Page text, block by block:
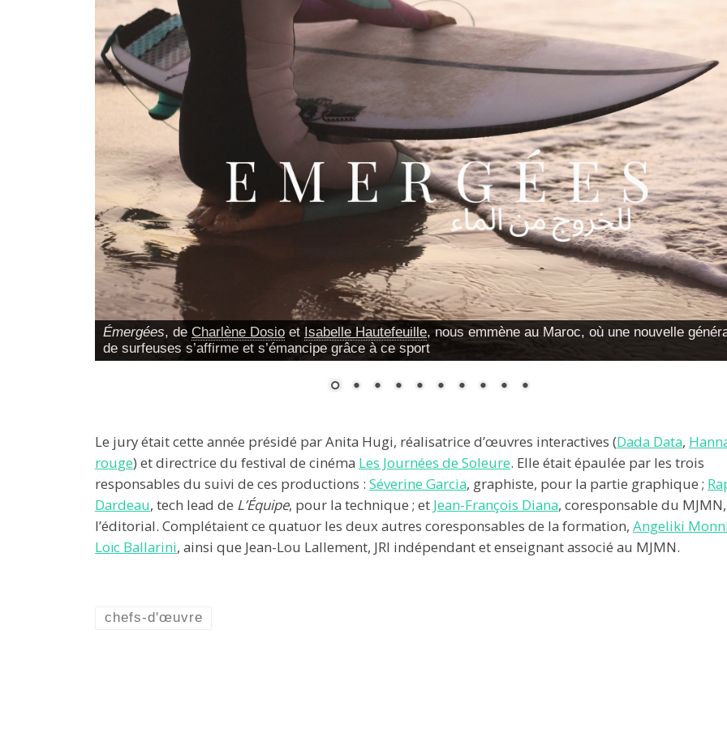
Émergées, de Charlène Dosio et Isabelle Hautefeuille, nous emmène au Maroc, où une nouvelle
de surfeuses s’affirme et s’émancipe grâce à ce sport
Le jury était cette année présidé par Anita Hugi, réalisatrice d’œuvres interactives (Dada Data,
rouge) et directrice du festival de cinéma Les Journées de Soleure. Elle était épaulée par les trois
responsables du suivi de ces productions : Séverine Garcia, graphiste, pour la partie graphique ;
Dardeau, tech lead de L’Équipe, pour la technique ; et Jean-François Diana, coresponsable du
l’éditorial. Complétaient ce quatuor les deux autres coresponsables de la formation, Angeliki
Loïc Ballarini, ainsi que Jean-Lou Lallement, JRI indépendant et enseignant associé au MJMN.
chefs-d'œuvre